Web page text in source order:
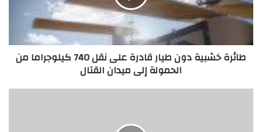
على
نقل
كيلوجراما
من
طائرة خشبية دون طيار قادرة على نقل 740 كيلوجراما من
الحمولة إلى ميدان القتال